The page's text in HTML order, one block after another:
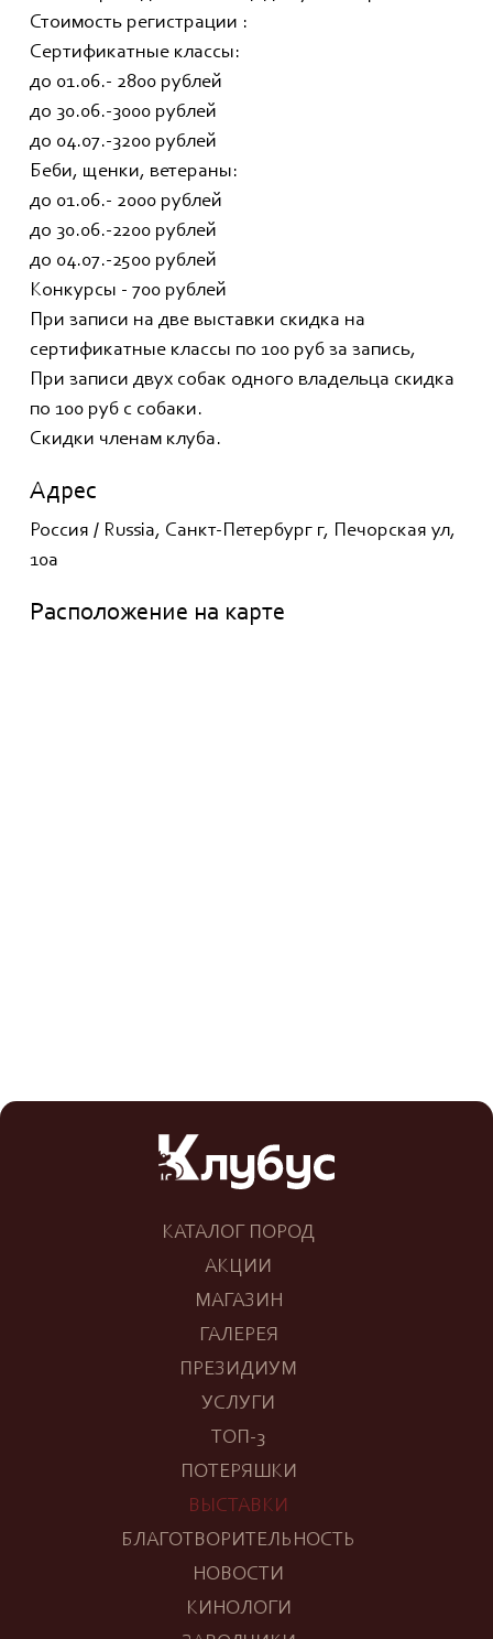
Стоимость регистрации :
Сертификатные классы:
до 01.06.- 2800 рублей
до 30.06.-3000 рублей
до 04.07.-3200 рублей
Беби, щенки, ветераны:
до 01.06.- 2000 рублей
до 30.06.-2200 рублей
до 04.07.-2500 рублей
Конкурсы - 700 рублей
При записи на две выставки скидка на
сертификатные классы по 100 руб за запись,
При записи двух собак одного владельца скидка
по 100 руб с собаки.
Скидки членам клуба.
Адрес
Россия / Russia, Санкт-Петербург г, Печорская ул,
10а
Расположение на карте
КАТАЛОГ ПОРОД
АКЦИИ
МАГАЗИН
ГАЛЕРЕЯ
ПРЕЗИДИУМ
УСЛУГИ
ТОП-3
ПОТЕРЯШКИ
ВЫСТАВКИ
БЛАГОТВОРИТЕЛЬНОСТЬ
НОВОСТИ
КИНОЛОГИ